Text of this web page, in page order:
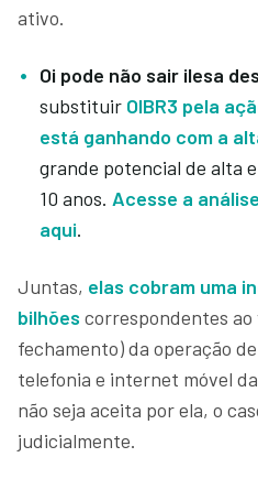
ativo.
Oi pode não sair ilesa
substituir OIBR3 pela
está ganhando com a
grande potencial de alta
10 anos. Acesse a
aqui.
Juntas, elas cobram uma
bilhões correspondentes
fechamento) da operação
telefonia e internet móvel
não seja aceita por ela, o
judicialmente.